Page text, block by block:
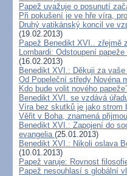
Papež uvažuje o posunutí
Při pokušení je ve hře víra,
Druhý vatikánský koncil ve
(19.02.2013)
Papež Benedikt XVI.. zřejmě
Lombardi: Odstoupení
(16.02.2013)
Benedikt XVI.: Děkuji za
Od Popeleční středy Novéna
Kdo bude volit nového
Benedikt XVI. se vzdává
Víra bez skutků je jako strom
Věřit v Boha, znamená
Benedikt XVI.: Zapojení do
evangelia (25.01.2013)
Benedikt XVI.: Nikoli oslava
(10.01.2013)
Papež varuje: Rovnost
Papež nesouhlasí s globální